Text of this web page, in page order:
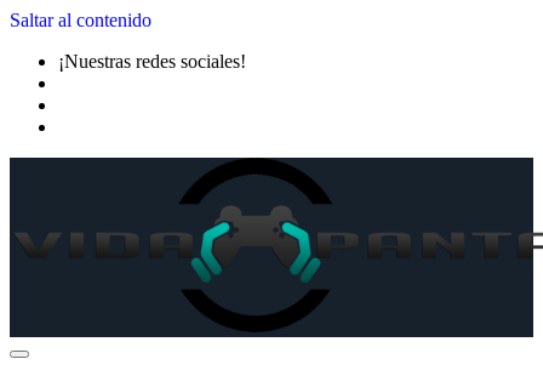
Saltar al contenido
¡Nuestras redes sociales!